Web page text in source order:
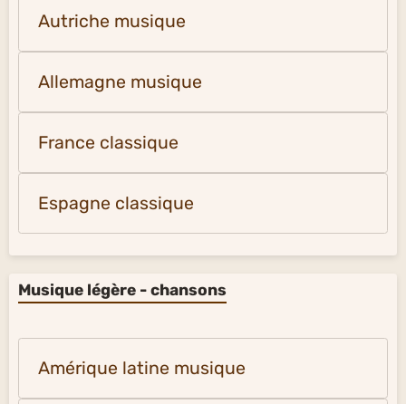
Autriche musique
Allemagne musique
France classique
Espagne classique
Musique légère - chansons
Amérique latine musique